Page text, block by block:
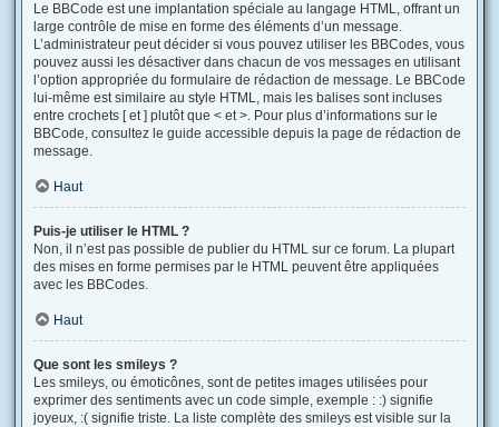
Le BBCode est une implantation spéciale au langage HTML, offrant un
large contrôle de mise en forme des éléments d’un message.
L’administrateur peut décider si vous pouvez utiliser les BBCodes, vous
pouvez aussi les désactiver dans chacun de vos messages en utilisant
l’option appropriée du formulaire de rédaction de message. Le BBCode
lui-même est similaire au style HTML, mais les balises sont incluses
entre crochets [ et ] plutôt que < et >. Pour plus d’informations sur le
BBCode, consultez le guide accessible depuis la page de rédaction de
message.
Haut
Puis-je utiliser le HTML ?
Non, il n’est pas possible de publier du HTML sur ce forum. La plupart
des mises en forme permises par le HTML peuvent être appliquées
avec les BBCodes.
Haut
Que sont les smileys ?
Les smileys, ou émoticônes, sont de petites images utilisées pour
exprimer des sentiments avec un code simple, exemple : :) signifie
joyeux, :( signifie triste. La liste complète des smileys est visible sur la